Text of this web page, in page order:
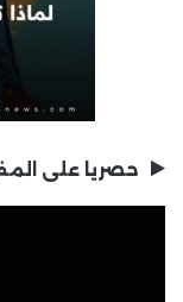
حصريا على